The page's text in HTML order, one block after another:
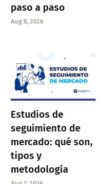
paso a paso
Aug 8, 2026
Estudios de
seguimiento de
mercado: qué son,
tipos y
metodología